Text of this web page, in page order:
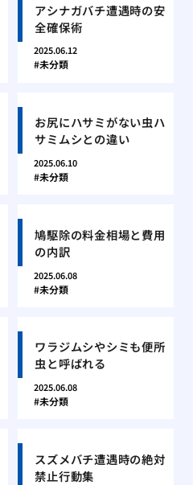
アシナガバチ遭遇時の安
全確保術
2025.06.12
未分類
お尻にハサミがない虫ハ
サミムシとの違い
2025.06.10
未分類
鳩駆除の料金相場と費用
の内訳
2025.06.08
未分類
ワラジムシやシミも便所
虫と呼ばれる
2025.06.08
未分類
スズメバチ遭遇時の絶対
禁止行動集